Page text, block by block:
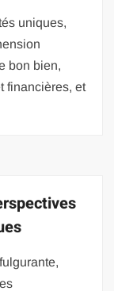
uniques,
bon bien,
financières, et